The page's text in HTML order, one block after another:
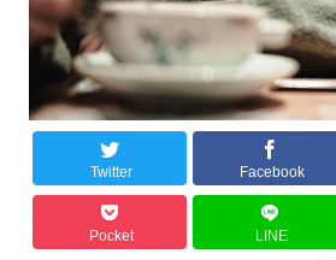
Twitter Facebook
Pocket LINE